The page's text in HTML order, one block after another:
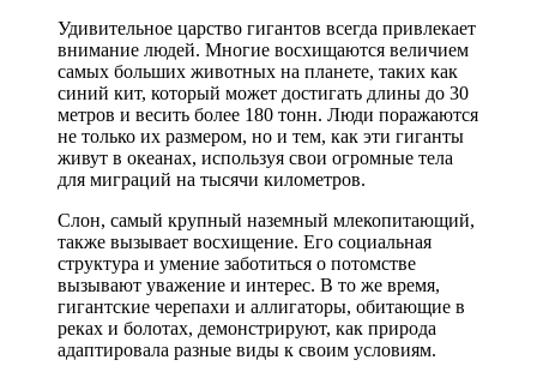
Удивительное царство гигантов всегда привлекает
внимание людей. Многие восхищаются величием
самых больших животных на планете, таких как
синий кит, который может достигать длины до 30
метров и весить более 180 тонн. Люди поражаются
не только их размером, но и тем, как эти гиганты
живут в океанах, используя свои огромные тела
для миграций на тысячи километров.
Слон, самый крупный наземный млекопитающий,
также вызывает восхищение. Его социальная
структура и умение заботиться о потомстве
вызывают уважение и интерес. В то же время,
гигантские черепахи и аллигаторы, обитающие в
реках и болотах, демонстрируют, как природа
адаптировала разные виды к своим условиям.